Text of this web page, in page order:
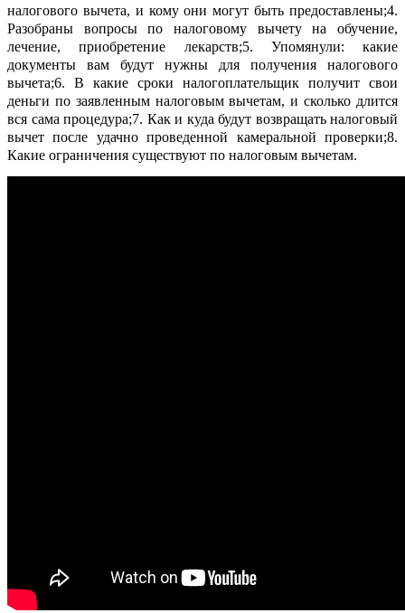
налогового вычета, и кому они могут быть предоставлены;4.
Разобраны вопросы по налоговому вычету на обучение,
лечение, приобретение лекарств;5. Упомянули: какие
документы вам будут нужны для получения налогового
вычета;6. В какие сроки налогоплательщик получит свои
деньги по заявленным налоговым вычетам, и сколько длится
вся сама процедура;7. Как и куда будут возвращать налоговый
вычет после удачно проведенной камеральной проверки;8.
Какие ограничения существуют по налоговым вычетам.